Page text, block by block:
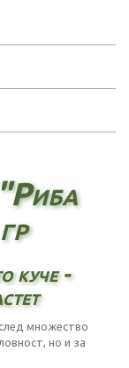
куче -
множество
но и за